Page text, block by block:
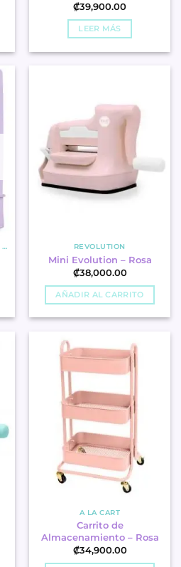
₡39,900.00
LEER MÁS
GUILLOTINAS, CORTADORAS Y MATS REVOLUTION
Mini Evolution – Rosa
₡38,000.00
AÑADIR AL CARRITO
A LA CART
Carrito de
Almacenamiento – Rosa
₡34,900.00